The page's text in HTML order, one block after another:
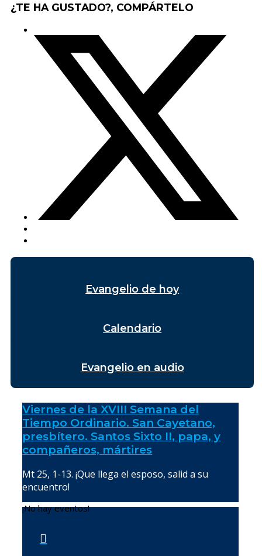
¿TE HA GUSTADO?, COMPÁRTELO
Evangelio de hoy
Calendario
Evangelio en audio
Viernes de la XVIII Semana del
Tiempo Ordinario. San Cayetano,
presbítero. Santos Sixto II, papa, y
compañeros, mártires
Mt 25, 1-13. ¡Que llega el esposo, salid a su
encuentro!
¡No hay eventos!
